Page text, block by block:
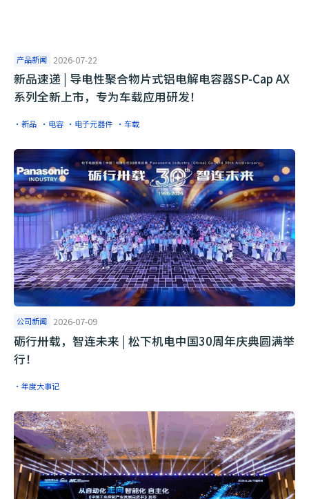
产品新闻 2026-07-22
​新品速递 | 导电性聚合物片式铝电解电容器SP-Cap AX
系列全新上市，专为车载应用研发！
·新品 ·电容 ·电子元器件 ·车载
公司新闻 2026-07-09
砺行卅载，智连未来 | 松下机电中国30周年庆典圆满举
行！
·年度大事记